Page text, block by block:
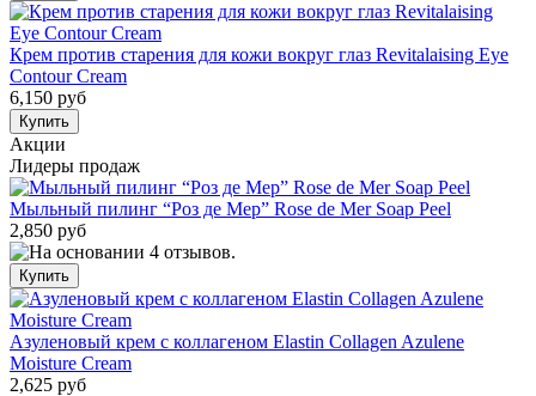
Крем против старения для кожи вокруг глаз Revitalaising Eye
Contour Cream
6,150 руб
Акции
Лидеры продаж
Мыльный пилинг “Роз де Мер” Rose de Mer Soap Peel
2,850 руб
Азуленовый крем с коллагеном Elastin Collagen Azulene
Moisture Cream
2,625 руб